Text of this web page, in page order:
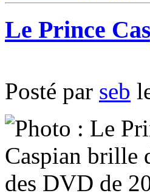
Le Prince
Posté par seb